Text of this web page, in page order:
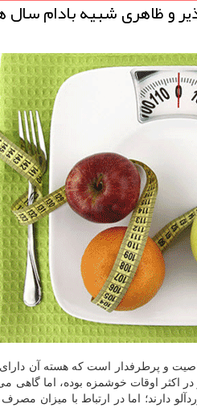
و ظاهری شبیه بادام
و پرطرفدار است که هسته آن دارای
اکثر اوقات خوشمزه بوده، اما گاهی
دارند؛ اما در ارتباط با میزان